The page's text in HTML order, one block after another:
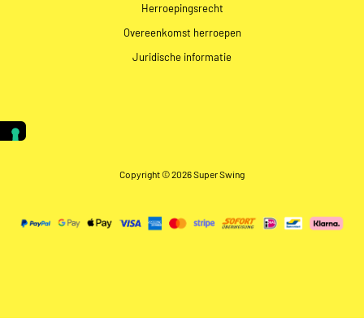
Herroepingsrecht
Overeenkomst herroepen
Juridische informatie
Copyright © 2026 Super Swing